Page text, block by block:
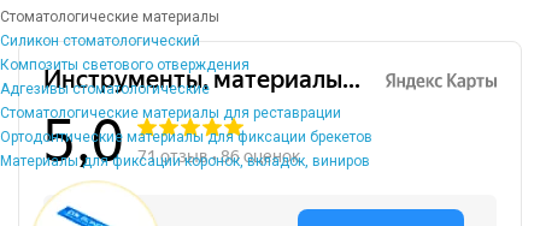
Стоматологические материалы
Силикон стоматологический
Композиты светового отверждения
Адгезивы стоматологические
Стоматологические материалы для реставрации
Ортодонтические материалы для фиксации брекетов
Материалы для фиксации коронок, вкладок, виниров